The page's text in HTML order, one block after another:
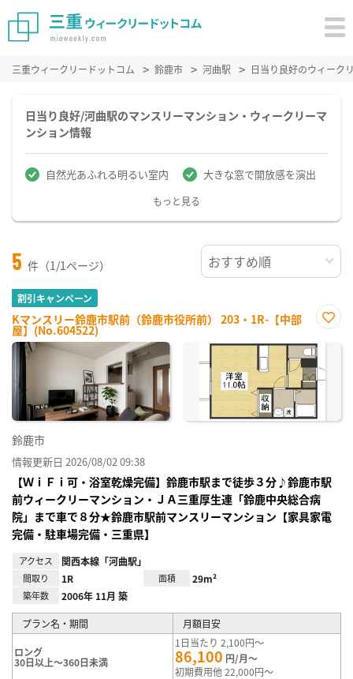
三重ウィークリードットコム 鈴鹿市 河曲駅 日当り良好のウィーク
日当り良好/河曲駅のマンスリーマンション・ウィークリーマ
ンション情報
自然光あふれる明るい室内 大きな窓で開放感を演出
もっと見る
5 件（1/1ページ）
割引キャンペーン
Kマンスリー鈴鹿市駅前（鈴鹿市役所前） 203・1R-【中部
屋】(No.604522)
に入
り登
録
鈴鹿市
情報更新日 2026/08/02 09:38
【ＷｉＦｉ可・浴室乾燥完備】鈴鹿市駅まで徒歩３分♪鈴鹿市駅
前ウィークリーマンション・ＪＡ三重厚生連「鈴鹿中央総合病
院」まで車で８分★鈴鹿市駅前マンスリーマンション【家具家電
完備・駐車場完備・三重県】
アクセス 関西本線「河曲駅」
間取り 1R 面積 29m²
築年数 2006年 11月 築
プラン名・期間 月額目安
ロング
30日以上～360日未満
1日当たり 2,100円～
86,100 円/月～
初期費用他 22,000円～